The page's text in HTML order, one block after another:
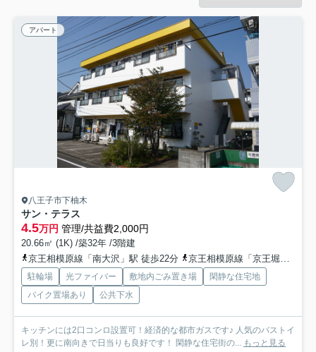
アパート
八王子市下柚木
サン・テラス
4.5万円 管理/共益費2,000円
20.66㎡ (1K) /築32年 /3階建
京王相模原線「南大沢」駅 徒歩22分
京王相模原線「京王堀之内」駅 徒歩28分
駐輪場 光ファイバー 敷地内ごみ置き場
閑静な住宅地
バイク置場あり
公共下水
キッチンには2口コンロ設置可！経済的な都市ガスです♪ 人気のバストイ
レ別！更に南向きで日当りも良好です！ 閑静な住宅街の... もっと見る